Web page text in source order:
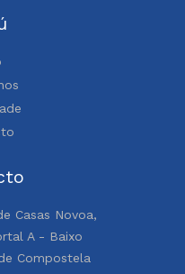
Casas Novoa,
A - Baixo
Compostela